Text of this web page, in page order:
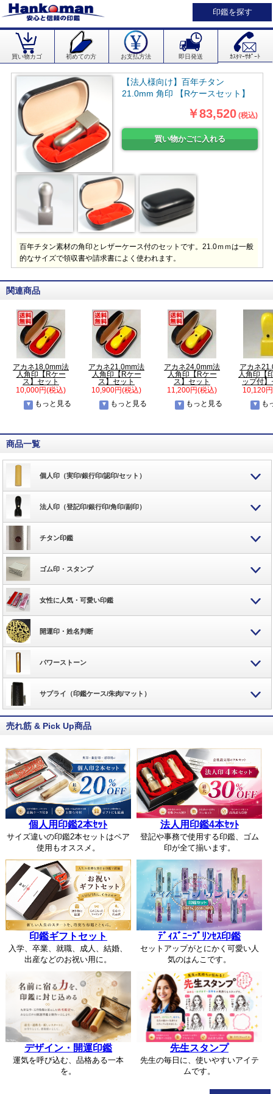
印鑑を探す
買い物カゴ 初めての方 お支払方法 即日発送 ｶｽﾀﾏｰｻﾎﾟｰﾄ
【法人様向け】百年チタン
21.0mm 角印 【Rケースセット】
￥83,520 (税込)
百年チタン素材の角印とレザーケース付のセットです。21.0ｍｍは一般
的なサイズで領収書や請求書によく使われます。
関連商品
アカネ18.0mm法
人角印【Rケー
ス】セット
10,000円(税込)
もっと見る
アカネ21.0mm法
人角印【Rケー
ス】セット
10,900円(税込)
もっと見る
アカネ24.0mm法
人角印【Rケー
ス】セット
11,200円(税込)
もっと見る
アカネ
人角印【
ップ付
10,120
も
商品一覧
個人印（実印/銀行印/認印/セット）
法人印（登記印/銀行印/角印/副印）
チタン印鑑
ゴム印・スタンプ
女性に人気・可愛い印鑑
開運印・姓名判断
パワーストーン
サプライ（印鑑ケース/朱肉/マット）
売れ筋 & Pick Up商品
個人用印鑑2本ｾｯﾄ
サイズ違いの印鑑2本セットはペア
使用もオススメ。
法人用印鑑4本ｾｯﾄ
登記や事務で使用する印鑑、ゴム
印が全て揃います。
印鑑ギフトセット
入学、卒業、就職、成人、結婚、
出産などのお祝い用に。
ﾃﾞｨｽﾞﾆｰﾌﾟﾘﾝｾｽ印鑑
セットアップがとにかく可愛い人
気のはんこです。
デザイン・開運印鑑
運気を呼び込む、品格ある一本
を。
先生スタンプ
先生の毎日に、使いやすいアイテ
ムです。